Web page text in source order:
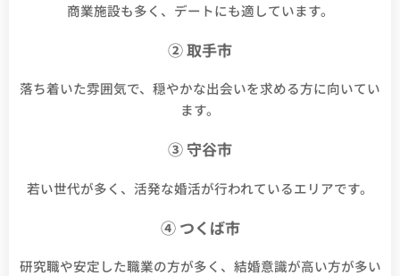
商業施設も多く、デートにも適しています。
② 取手市
落ち着いた雰囲気で、穏やかな出会いを求める方に向いてい
ます。
③ 守谷市
若い世代が多く、活発な婚活が行われているエリアです。
④ つくば市
研究職や安定した職業の方が多く、結婚意識が高い方が多い